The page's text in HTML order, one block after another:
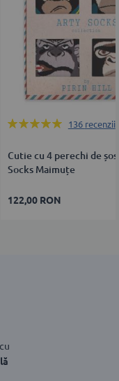
Rating:
136 recenzii
Cutie cu 4 perechi de
Socks Maimuțe
122,00 RON